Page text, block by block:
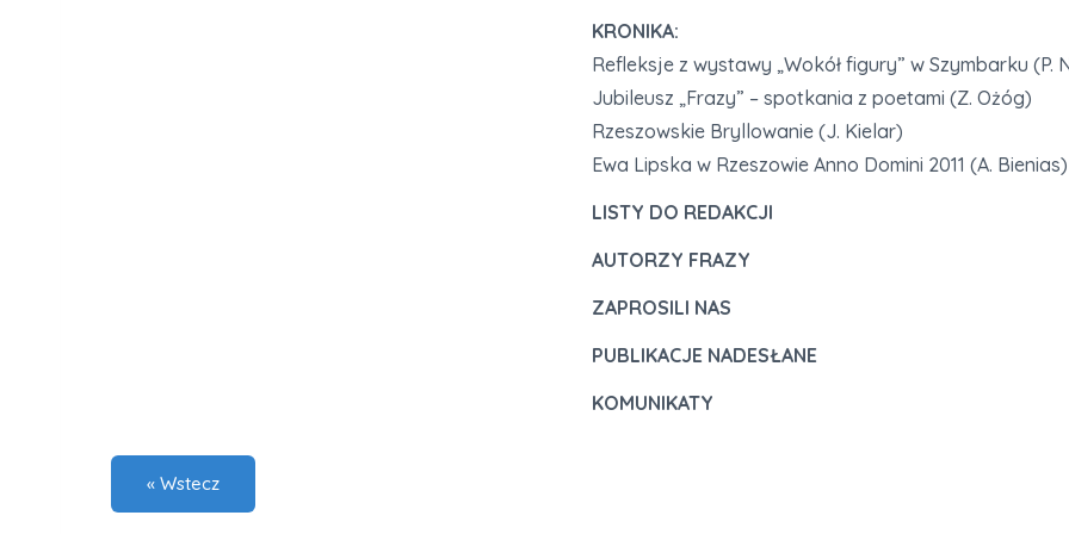
KRONIKA:
Refleksje z wystawy „Wokół figury” w Szymbarku (P.
Jubileusz „Frazy” – spotkania z poetami (Z. Ożóg)
Rzeszowskie Bryllowanie (J. Kielar)
Ewa Lipska w Rzeszowie Anno Domini 2011 (A. Bienias)
LISTY DO REDAKCJI
AUTORZY FRAZY
ZAPROSILI NAS
PUBLIKACJE NADESŁANE
KOMUNIKATY